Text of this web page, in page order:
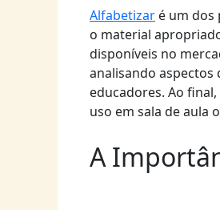
Alfabetizar é um dos
o material
disponíveis no
analisando aspectos
educadores. Ao
uso em sala de aula
A